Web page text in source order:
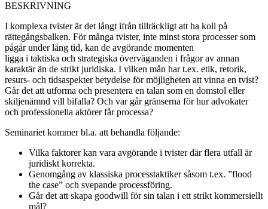
BESKRIVNING
I komplexa tvister är det långt ifrån tillräckligt att ha koll på
rättegångsbalken. För många tvister, inte minst stora processer som
pågår under lång tid, kan de avgörande momenten
ligga i taktiska och strategiska överväganden i frågor av annan
karaktär än de strikt juridiska. I vilken mån har t.ex. etik, retorik,
resurs- och tidsaspekter betydelse för möjligheten att vinna en tvist?
Går det att utforma och presentera en talan som en domstol eller
skiljenämnd vill bifalla? Och var går gränserna för hur advokater
och professionella aktörer får processa?
Seminariet kommer bl.a. att behandla följande:
Vilka faktorer kan vara avgörande i tvister där flera utfall är
juridiskt korrekta.
Genomgång av klassiska processtaktiker såsom t.ex. ”flood
the case” och svepande processföring.
Går det att skapa goodwill för sin talan i ett strikt kommersiellt
mål?